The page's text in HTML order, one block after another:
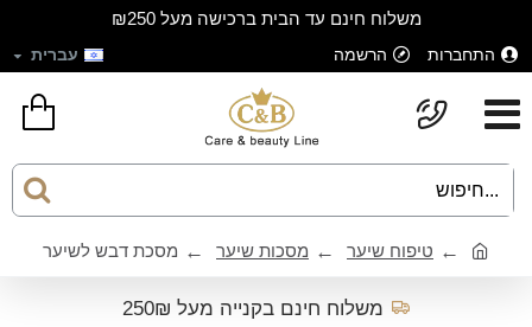
משלוח חינם עד הבית ברכישה מעל ₪250
התחברות הרשמה עברית
טיפוח שיער מסכות שיער מסכת דבש לשיער
משלוח חינם בקנייה מעל 250₪